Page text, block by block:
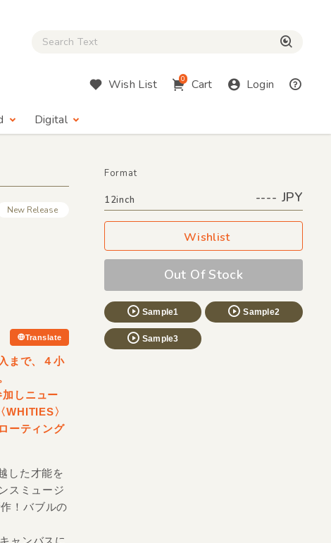
Close Search box
Wish List 0 Cart Login
Digital
New Release
Translate
Format
12inch ---- JPY
Wishlist
Out Of Stock
Sample1 Sample2
Sample3
まで、４小
しニュー
〉
ーティング
した才能を
スミュージ
！バブルの